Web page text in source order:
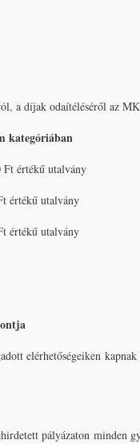
a díjak odaítéléséről az
kategóriában
utalvány
utalvány
utalvány
elérhetőségeiken
pályázaton minden